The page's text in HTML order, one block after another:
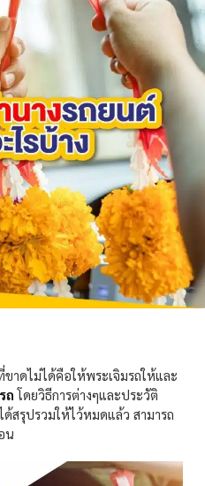
าดไม่ได้คือให้พระเจิมรถให้และ
ถ โดยวิธีการต่างๆและประวัติ
ด้สรุปรวมให้ไว้หมดแล้ว สามารถ
น